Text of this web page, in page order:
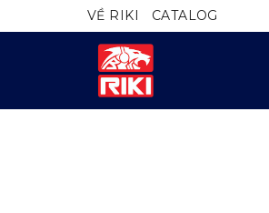
VỀ RIKI CATALOG